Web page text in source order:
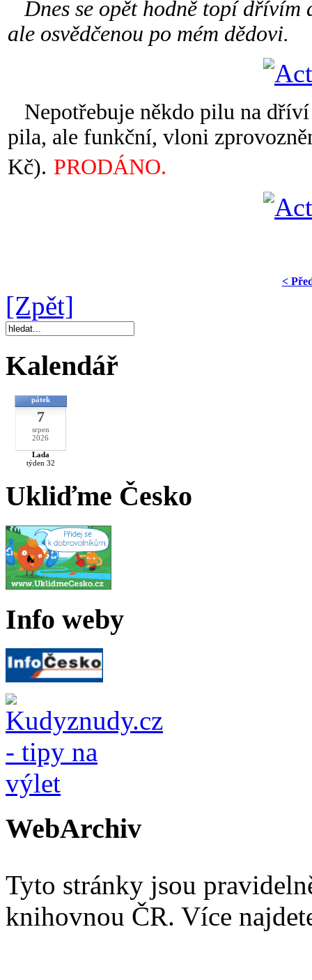
Dnes se opět hodně topí dřívím
ale osvědčenou po mém dědovi.
Nepotřebuje někdo pilu na
pila, ale funkční, vloni
Kč). PRODÁNO.
<
[Zpět]
Kalendář
pátek
7
srpen
2026
Lada
týden 32
Ukliďme Česko
Info weby
WebArchiv
Tyto stránky jsou
knihovnou ČR. Více